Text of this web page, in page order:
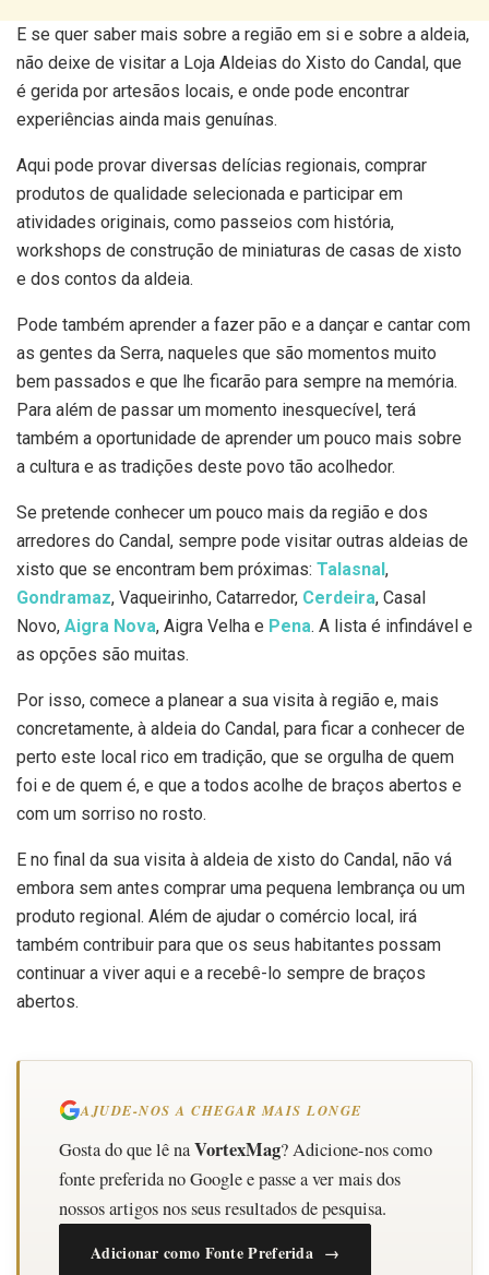
E se quer saber mais sobre a região em si e sobre a aldeia,
não deixe de visitar a Loja Aldeias do Xisto do Candal, que
é gerida por artesãos locais, e onde pode encontrar
experiências ainda mais genuínas.
Aqui pode provar diversas delícias regionais, comprar
produtos de qualidade selecionada e participar em
atividades originais, como passeios com história,
workshops de construção de miniaturas de casas de xisto
e dos contos da aldeia.
Pode também aprender a fazer pão e a dançar e cantar com
as gentes da Serra, naqueles que são momentos muito
bem passados e que lhe ficarão para sempre na memória.
Para além de passar um momento inesquecível, terá
também a oportunidade de aprender um pouco mais sobre
a cultura e as tradições deste povo tão acolhedor.
Se pretende conhecer um pouco mais da região e dos
arredores do Candal, sempre pode visitar outras aldeias de
xisto que se encontram bem próximas: Talasnal ,
Gondramaz, Vaqueirinho, Catarredor, Cerdeira, Casal
Novo, Aigra Nova, Aigra Velha e Pena. A lista é infindável e
as opções são muitas.
Por isso, comece a planear a sua visita à região e, mais
concretamente, à aldeia do Candal, para ficar a conhecer de
perto este local rico em tradição, que se orgulha de quem
foi e de quem é, e que a todos acolhe de braços abertos e
com um sorriso no rosto.
E no final da sua visita à aldeia de xisto do Candal, não vá
embora sem antes comprar uma pequena lembrança ou um
produto regional. Além de ajudar o comércio local, irá
também contribuir para que os seus habitantes possam
continuar a viver aqui e a recebê-lo sempre de braços
abertos.
AJUDE-NOS A CHEGAR MAIS LONGE
Gosta do que lê naVortexMag? Adicione-nos como
fonte preferida no Google e passe a ver mais dos
nossos artigos nos seus resultados de pesquisa.
Adicionar como Fonte Preferida →